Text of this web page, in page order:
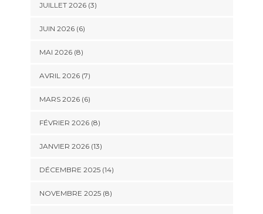
JUILLET 2026 (3)
JUIN 2026 (6)
MAI 2026 (8)
AVRIL 2026 (7)
MARS 2026 (6)
FÉVRIER 2026 (8)
JANVIER 2026 (13)
DÉCEMBRE 2025 (14)
NOVEMBRE 2025 (8)